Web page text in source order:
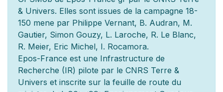
& Univers. Elles sont issues de la campagne 18-
150 mene par Philippe Vernant, B. Audran, M.
Gautier, Simon Gouzy, L. Laroche, R. Le Blanc,
R. Meier, Eric Michel, I. Rocamora.
Epos-France est une Infrastructure de
Recherche (IR) pilote par le CNRS Terre &
Univers et inscrite sur la feuille de route du